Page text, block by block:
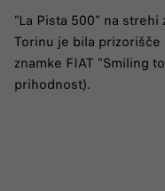
"La Pista 500" na
Torinu je bila
znamke FIAT "Smiling
prihodnost).